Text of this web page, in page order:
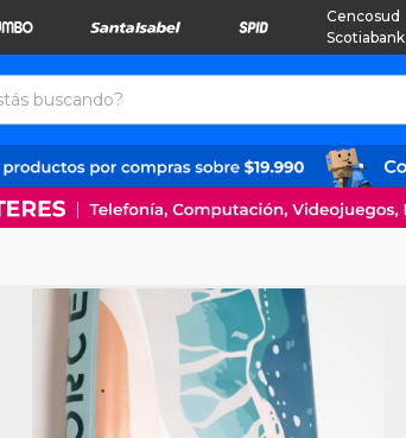
Cencosud
Scotiabank